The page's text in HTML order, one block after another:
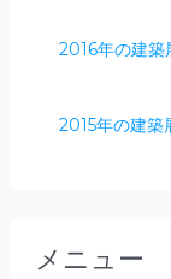
2016年の建築
2015年の建築
メニュー